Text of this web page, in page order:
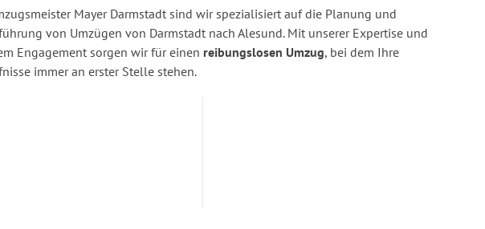
Mayer Darmstadt sind wir spezialisiert auf die Planung und
von Umzügen von Darmstadt nach Alesund. Mit unserer Expertise und
Engagement sorgen wir für einen reibungslosen Umzug, bei dem Ihre
immer an erster Stelle stehen.